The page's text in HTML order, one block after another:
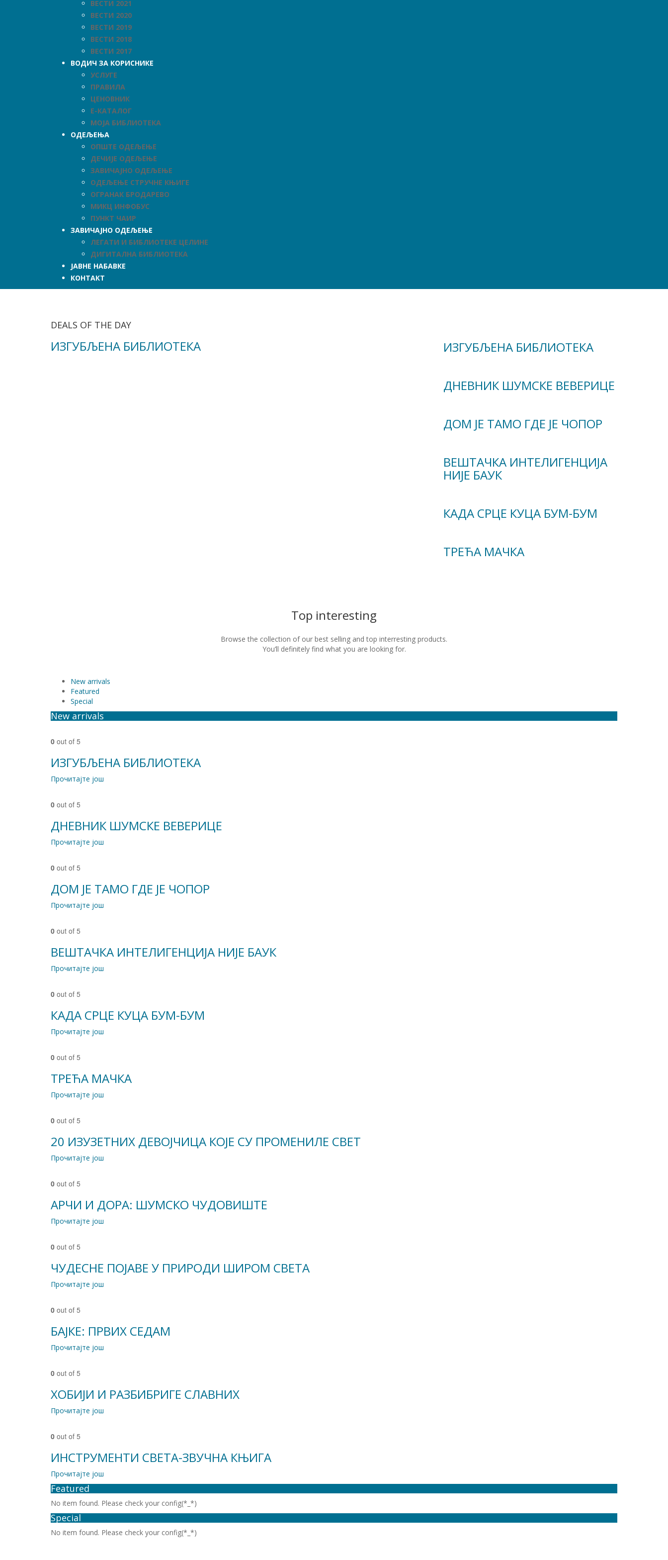
ВЕСТИ 2021
ВЕСТИ 2020
ВЕСТИ 2019
ВЕСТИ 2018
ВЕСТИ 2017
ВОДИЧ ЗА КОРИСНИКЕ
УСЛУГЕ
ПРАВИЛА
ЦЕНОВНИК
Е-КАТАЛОГ
МОЈА БИБЛИОТЕКА
ОДЕЉЕЊА
ОПШТЕ ОДЕЉЕЊЕ
ДЕЧИЈЕ ОДЕЉЕЊЕ
ЗАВИЧАЈНО ОДЕЉЕЊЕ
ОДЕЉЕЊЕ СТРУЧНЕ КЊИГЕ
ОГРАНАК БРОДАРЕВО
МИКЦ ИНФОБУС
ПУНКТ ЧАИР
ЗАВИЧАЈНО ОДЕЉЕЊЕ
ЛЕГАТИ И БИБЛИОТЕКЕ ЦЕЛИНЕ
ДИГИТАЛНА БИБЛИОТЕКА
ЈАВНЕ НАБАВКЕ
КОНТАКТ
DEALS OF THE DAY
ИЗГУБЉЕНА БИБЛИОТЕКА ИЗГУБЉЕНА БИБЛИОТЕКА
ДНЕВНИК ШУМСКЕ ВЕВЕРИЦЕ
ДОМ ЈЕ ТАМО ГДЕ ЈЕ ЧОПОР
ВЕШТАЧКА ИНТЕЛИГЕНЦИЈА
НИЈЕ БАУК
КАДА СРЦЕ КУЦА БУМ-БУМ
ТРЕЋА МАЧКА
Top interesting
Browse the collection of our best selling and top interresting products.
You’ll definitely find what you are looking for.
New arrivals
Featured
Special
New arrivals
0 out of 5
ИЗГУБЉЕНА БИБЛИОТЕКА
Прочитајте још
0 out of 5
ДНЕВНИК ШУМСКЕ ВЕВЕРИЦЕ
Прочитајте још
0 out of 5
ДОМ ЈЕ ТАМО ГДЕ ЈЕ ЧОПОР
Прочитајте још
0 out of 5
ВЕШТАЧКА ИНТЕЛИГЕНЦИЈА НИЈЕ БАУК
Прочитајте још
0 out of 5
КАДА СРЦЕ КУЦА БУМ-БУМ
Прочитајте још
0 out of 5
ТРЕЋА МАЧКА
Прочитајте још
0 out of 5
20 ИЗУЗЕТНИХ ДЕВОЈЧИЦА КОЈЕ СУ ПРОМЕНИЛЕ СВЕТ
Прочитајте још
0 out of 5
АРЧИ И ДОРА: ШУМСКО ЧУДОВИШТЕ
Прочитајте још
0 out of 5
ЧУДЕСНЕ ПОЈАВЕ У ПРИРОДИ ШИРОМ СВЕТА
Прочитајте још
0 out of 5
БАЈКЕ: ПРВИХ СЕДАМ
Прочитајте још
0 out of 5
ХОБИЈИ И РАЗБИБРИГЕ СЛАВНИХ
Прочитајте још
0 out of 5
ИНСТРУМЕНТИ СВЕТА-ЗВУЧНА КЊИГА
Прочитајте још
Featured
No item found. Please check your config(*_*)
Special
No item found. Please check your config(*_*)